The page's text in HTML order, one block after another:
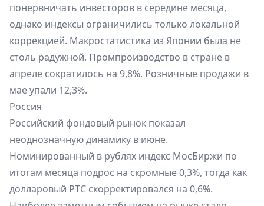
понервничать инвесторов в середине месяца,
однако индексы ограничились только локальной
коррекцией. Макростатистика из Японии была не
столь радужной. Промпроизводство в стране в
апреле сократилось на 9,8%. Розничные продажи в
мае упали 12,3%.
Россия
Российский фондовый рынок показал
неоднозначную динамику в июне.
Номинированный в рублях индекс МосБиржи по
итогам месяца подрос на скромные 0,3%, тогда как
долларовый РТС скорректировался на 0,6%.